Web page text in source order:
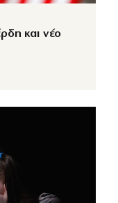
και νέο